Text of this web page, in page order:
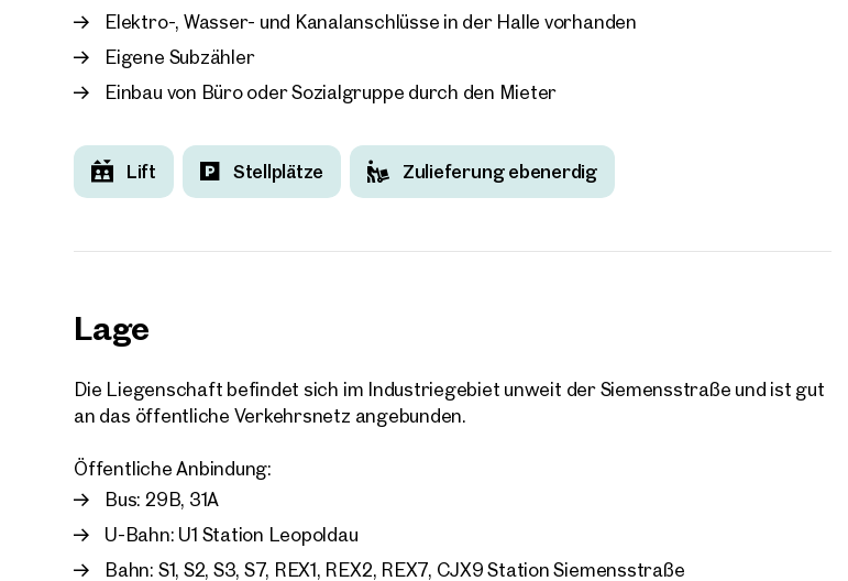
Elektro-, Wasser- und Kanalanschlüsse in der Halle vorhanden
Eigene Subzähler
Einbau von Büro oder Sozialgruppe durch den Mieter
Lift Stellplätze Zulieferung ebenerdig
Lage
Die Liegenschaft befindet sich im Industriegebiet unweit der Siemensstraße und ist gut
an das öffentliche Verkehrsnetz angebunden.
Öffentliche Anbindung:
Bus: 29B, 31A
U-Bahn: U1 Station Leopoldau
Bahn: S1, S2, S3, S7, REX1, REX2, REX7, CJX9 Station Siemensstraße